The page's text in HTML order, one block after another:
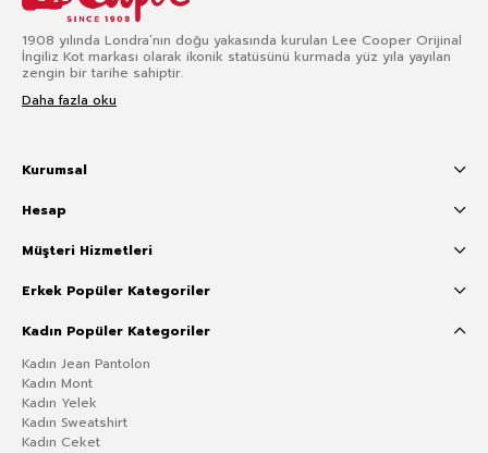
1908 yılında Londra’nın doğu yakasında kurulan Lee Cooper Orijinal
İngiliz Kot markası olarak ikonik statüsünü kurmada yüz yıla yayılan
zengin bir tarihe sahiptir.
Daha fazla oku
Kurumsal
Hesap
Müşteri Hizmetleri
Erkek Popüler Kategoriler
Kadın Popüler Kategoriler
Kadın Jean Pantolon
Kadın Mont
Kadın Yelek
Kadın Sweatshirt
Kadın Ceket